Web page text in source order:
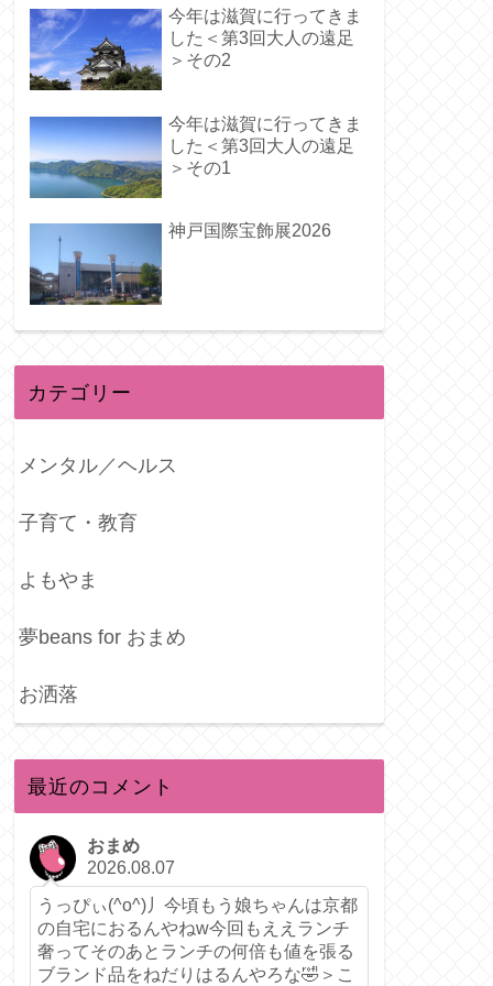
今年は滋賀に行ってきま
した＜第3回大人の遠足
＞その2
今年は滋賀に行ってきま
した＜第3回大人の遠足
＞その1
神戸国際宝飾展2026
カテゴリー
メンタル／ヘルス
子育て・教育
よもやま
夢beans for おまめ
お洒落
最近のコメント
おまめ
2026.08.07
うっぴぃ(^o^)丿今頃もう娘ちゃんは京都
の自宅におるんやねw今回もええランチ
奢ってそのあとランチの何倍も値を張る
ブランド品をねだりはるんやろな🤣＞こ